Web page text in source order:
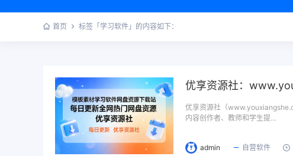
首页 标签「学习软件」的内容如下：
优享资源社（
内容创作者、教师和学生提…
admin 自营软件